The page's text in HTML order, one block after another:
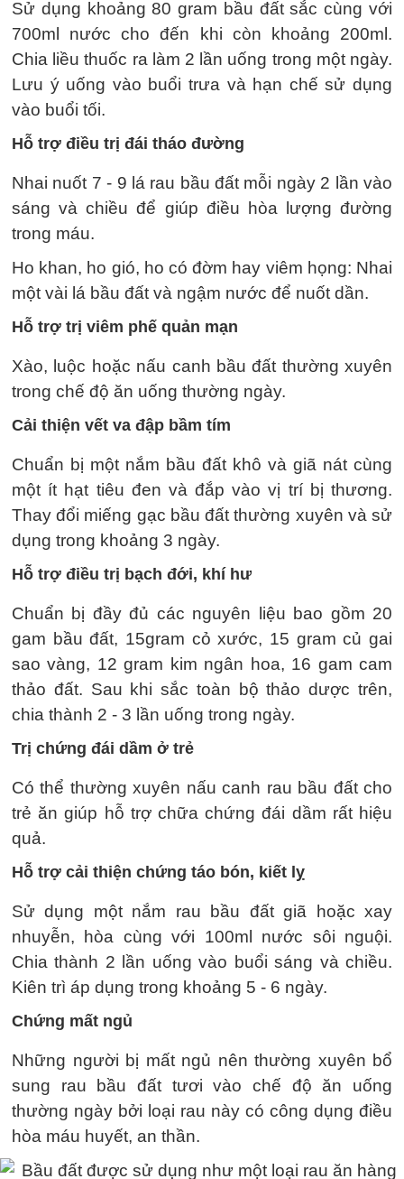
Sử dụng khoảng 80 gram bầu đất sắc cùng với
700ml nước cho đến khi còn khoảng 200ml.
Chia liều thuốc ra làm 2 lần uống trong một ngày.
Lưu ý uống vào buổi trưa và hạn chế sử dụng
vào buổi tối.
Hỗ trợ điều trị đái tháo đường
Nhai nuốt 7 - 9 lá rau bầu đất mỗi ngày 2 lần vào
sáng và chiều để giúp điều hòa lượng đường
trong máu.
Ho khan, ho gió, ho có đờm hay viêm họng: Nhai
một vài lá bầu đất và ngậm nước để nuốt dần.
Hỗ trợ trị viêm phế quản mạn
Xào, luộc hoặc nấu canh bầu đất thường xuyên
trong chế độ ăn uống thường ngày.
Cải thiện vết va đập bầm tím
Chuẩn bị một nắm bầu đất khô và giã nát cùng
một ít hạt tiêu đen và đắp vào vị trí bị thương.
Thay đổi miếng gạc bầu đất thường xuyên và sử
dụng trong khoảng 3 ngày.
Hỗ trợ điều trị bạch đới, khí hư
Chuẩn bị đầy đủ các nguyên liệu bao gồm 20
gam bầu đất, 15gram cỏ xước, 15 gram củ gai
sao vàng, 12 gram kim ngân hoa, 16 gam cam
thảo đất. Sau khi sắc toàn bộ thảo dược trên,
chia thành 2 - 3 lần uống trong ngày.
Trị chứng đái dầm ở trẻ
Có thể thường xuyên nấu canh rau bầu đất cho
trẻ ăn giúp hỗ trợ chữa chứng đái dầm rất hiệu
quả.
Hỗ trợ cải thiện chứng táo bón, kiết lỵ
Sử dụng một nắm rau bầu đất giã hoặc xay
nhuyễn, hòa cùng với 100ml nước sôi nguội.
Chia thành 2 lần uống vào buổi sáng và chiều.
Kiên trì áp dụng trong khoảng 5 - 6 ngày.
Chứng mất ngủ
Những người bị mất ngủ nên thường xuyên bổ
sung rau bầu đất tươi vào chế độ ăn uống
thường ngày bởi loại rau này có công dụng điều
hòa máu huyết, an thần.